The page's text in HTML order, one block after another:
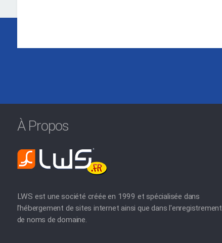
À Propos
LWS est une société créée en 1999 et spécialisée dans
l'hébergement de sites internet ainsi que dans l'enregistrement
de noms de domaine.